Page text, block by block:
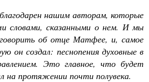
нашим авторам, которые
словами, сказанными о нем. И мы
об отце Матфее, и, самое
он создал: песнопения духовные в
Это главное, что будет
на протяжении почти полувека.